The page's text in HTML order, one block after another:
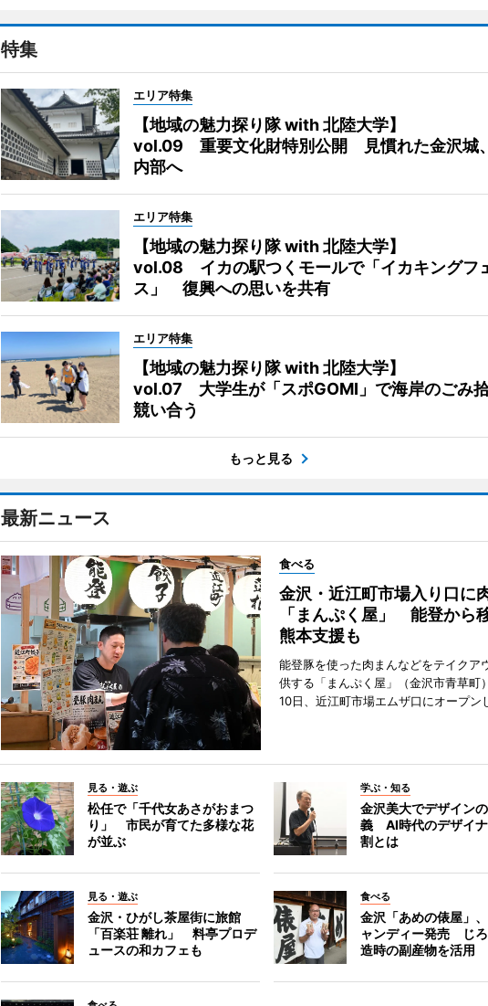
特集
エリア特集
【地域の魅力探り隊 with 北陸大学】
vol.09 重要文化財特別公開 見慣れた金沢城
内部へ
エリア特集
【地域の魅力探り隊 with 北陸大学】
vol.08 イカの駅つくモールで「イカキングフ
ス」 復興への思いを共有
エリア特集
【地域の魅力探り隊 with 北陸大学】
vol.07 大学生が「スポGOMI」で海岸のごみ
競い合う
もっと見る
最新ニュース
食べる
金沢・近江町市場入り口に
「まんぷく屋」 能登から移
熊本支援も
能登豚を使った肉まんなどをテイクア
供する「まんぷく屋」（金沢市青草町
10日、近江町市場エムザ口にオープン
見る・遊ぶ
松任で「千代女あさがおまつ
り」 市民が育てた多様な花
が並ぶ
学ぶ・知る
金沢美大でデザイン
義 AI時代のデザイ
割とは
見る・遊ぶ
金沢・ひがし茶屋街に旅館
「百楽荘 離れ」 料亭プロデ
ュースの和カフェも
食べる
金沢「あめの俵屋」
ャンディー発売 じ
造時の副産物を活用